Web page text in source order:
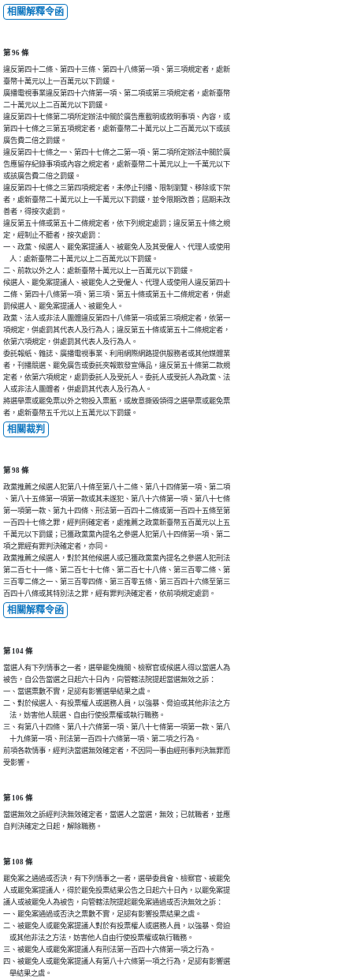
相關解釋令函
第 96 條
違反第四十二條、第四十三條、第四十八條第一項、第三項規定者，處新
臺幣十萬元以上一百萬元以下罰鍰。
廣播電視事業違反第四十六條第一項、第二項或第三項規定者，處新臺幣
二十萬元以上二百萬元以下罰鍰。
違反第四十七條第二項所定辦法中關於廣告應載明或敘明事項、內容，或
第四十七條之三第五項規定者，處新臺幣二十萬元以上二百萬元以下或該
廣告費二倍之罰鍰。
違反第四十七條之一、第四十七條之二第一項、第二項所定辦法中關於廣
告應留存紀錄事項或內容之規定者，處新臺幣二十萬元以上一千萬元以下
或該廣告費二倍之罰鍰。
違反第四十七條之三第四項規定者，未停止刊播、限制瀏覽、移除或下架
者，處新臺幣二十萬元以上一千萬元以下罰鍰，並令限期改善；屆期未改
善者，得按次處罰。
違反第五十條或第五十二條規定者，依下列規定處罰；違反第五十條之規
定，經制止不聽者，按次處罰：
一、政黨、候選人、罷免案提議人、被罷免人及其受僱人、代理人或使用
    人：處新臺幣二十萬元以上二百萬元以下罰鍰。
二、前款以外之人：處新臺幣十萬元以上一百萬元以下罰鍰。
候選人、罷免案提議人、被罷免人之受僱人、代理人或使用人違反第四十
二條、第四十八條第一項、第三項、第五十條或第五十二條規定者，併處
罰候選人、罷免案提議人、被罷免人。
政黨、法人或非法人團體違反第四十八條第一項或第三項規定者，依第一
項規定，併處罰其代表人及行為人；違反第五十條或第五十二條規定者，
依第六項規定，併處罰其代表人及行為人。
委託報紙、雜誌、廣播電視事業、利用網際網路提供服務者或其他媒體業
者，刊播競選、罷免廣告或委託夾報散發宣傳品，違反第五十條第二款規
定者，依第六項規定，處罰委託人及受託人。委託人或受託人為政黨、法
人或非法人團體者，併處罰其代表人及行為人。
將選舉票或罷免票以外之物投入票匭，或故意撕毀領得之選舉票或罷免票
者，處新臺幣五千元以上五萬元以下罰鍰。
相關裁判
第 98 條
政黨推薦之候選人犯第八十條至第八十二條、第八十四條第一項、第二項
、第八十五條第一項第一款或其未遂犯、第八十六條第一項、第八十七條
第一項第一款、第九十四條、刑法第一百四十二條或第一百四十五條至第
一百四十七條之罪，經判刑確定者，處推薦之政黨新臺幣五百萬元以上五
千萬元以下罰鍰；已獲政黨黨內提名之參選人犯第八十四條第一項、第二
項之罪經有罪判決確定者，亦同。
政黨推薦之候選人，對於其他候選人或已獲政黨黨內提名之參選人犯刑法
第二百七十一條、第二百七十七條、第二百七十八條、第三百零二條、第
三百零二條之一、第三百零四條、第三百零五條、第三百四十六條至第三
百四十八條或其特別法之罪，經有罪判決確定者，依前項規定處罰。
相關解釋令函
第 104 條
當選人有下列情事之一者，選舉罷免機關、檢察官或候選人得以當選人為
被告，自公告當選之日起六十日內，向管轄法院提起當選無效之訴：
一、當選票數不實，足認有影響選舉結果之虞。
二、對於候選人、有投票權人或選務人員，以強暴、脅迫或其他非法之方
    法，妨害他人競選、自由行使投票權或執行職務。
三、有第八十四條、第八十六條第一項、第八十七條第一項第一款、第八
    十九條第一項、刑法第一百四十六條第一項、第二項之行為。
前項各款情事，經判決當選無效確定者，不因同一事由經刑事判決無罪而
受影響。
第 106 條
當選無效之訴經判決無效確定者，當選人之當選，無效；已就職者，並應
自判決確定之日起，解除職務。
第 108 條
罷免案之通過或否決，有下列情事之一者，選舉委員會、檢察官、被罷免
人或罷免案提議人，得於罷免投票結果公告之日起六十日內，以罷免案提
議人或被罷免人為被告，向管轄法院提起罷免案通過或否決無效之訴：
一、罷免案通過或否決之票數不實，足認有影響投票結果之虞。
二、被罷免人或罷免案提議人對於有投票權人或選務人員，以強暴、脅迫
    或其他非法之方法，妨害他人自由行使投票權或執行職務。
三、被罷免人或罷免案提議人有刑法第一百四十六條第一項之行為。
四、被罷免人或罷免案提議人有第八十六條第一項之行為，足認有影響選
    舉結果之虞。